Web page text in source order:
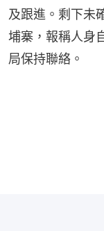
及跟進。剩下未
埔寨，報稱人身
局保持聯絡。